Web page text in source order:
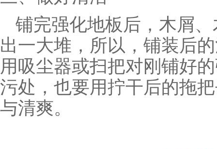
铺完强化地板后，木屑
出一大堆，所以，铺装后
用吸尘器或扫把对刚铺好
污处，也要用拧干后的拖
与清爽。